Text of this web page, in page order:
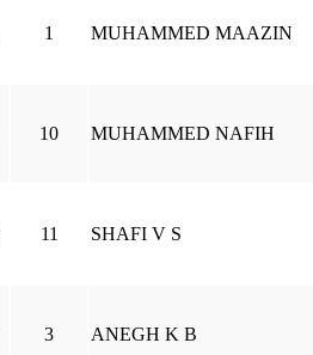
1 MUHAMMED MAAZIN
10 MUHAMMED NAFIH
11 SHAFI V S
3 ANEGH K B